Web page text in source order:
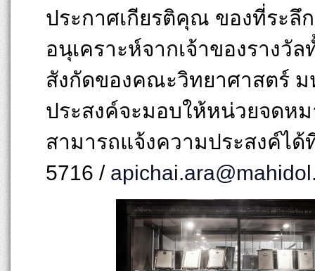
ประกาศเกียรติคุณ ของที่ระลึ
อนุเคราะห์จากเจ้าของรางวั
สังกัดของคณะวิทยาศาสตร์
ประสงค์จะมอบให้หน่วยจดห
สามารถแจ้งความประสงค์ไ
5716 /